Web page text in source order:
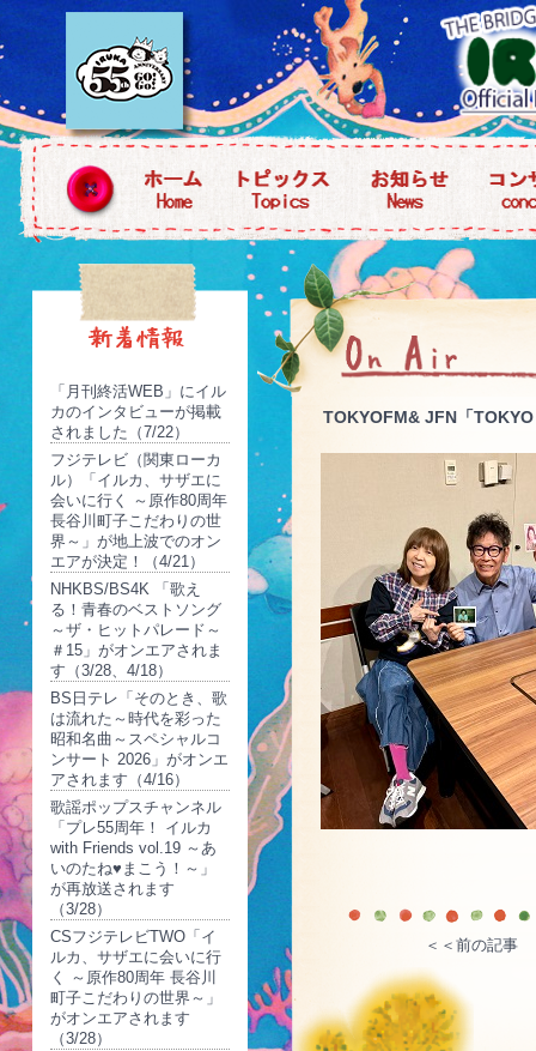
「月刊終活WEB」にイル
カのインタビューが掲載
されました（7/22）
フジテレビ（関東ローカ
ル）「イルカ、サザエに
会いに行く ～原作80周年
長谷川町子こだわりの世
界～」が地上波でのオン
エアが決定！（4/21）
NHKBS/BS4K 「歌え
る！青春のベストソング
～ザ・ヒットパレード～
＃15」がオンエアされま
す（3/28、4/18）
BS日テレ「そのとき、歌
は流れた～時代を彩った
昭和名曲～スペシャルコ
ンサート 2026」がオンエ
アされます（4/16）
歌謡ポップスチャンネル
「プレ55周年！ イルカ
with Friends vol.19 ～あ
いのたね♥まこう！～」
が再放送されます
（3/28）
CSフジテレビTWO「イ
ルカ、サザエに会いに行
く ～原作80周年 長谷川
町子こだわりの世界～」
がオンエアされます
（3/28）
TOKYOFM& JFN「
＜＜前の記事